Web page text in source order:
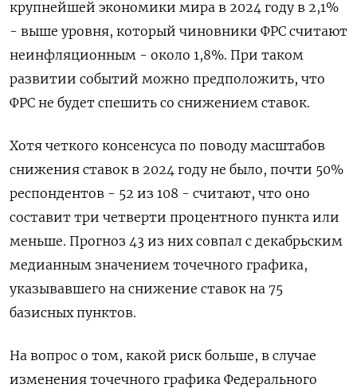
крупнейшей экономики мира в 2024 году в 2,1%
- выше уровня, который чиновники ФРС считают
неинфляционным - около 1,8%. При таком
развитии событий можно предположить, что
ФРС не будет спешить со снижением ставок.
Хотя четкого консенсуса по поводу масштабов
снижения ставок в 2024 году не было, почти 50%
респондентов - 52 из 108 - считают, что оно
составит три четверти процентного пункта или
меньше. Прогноз 43 из них совпал с декабрьским
медианным значением точечного графика,
указывавшего на снижение ставок на 75
базисных пунктов.
На вопрос о том, какой риск больше, в случае
изменения точечного графика Федерального